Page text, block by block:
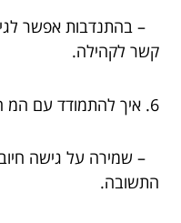
– בהתנדבות אפשר
קשר לקהילה.
6. איך להתמודד עם המ הגעה חוזרות בשוק העבודה?
– שמירה על גישה
התשובה.